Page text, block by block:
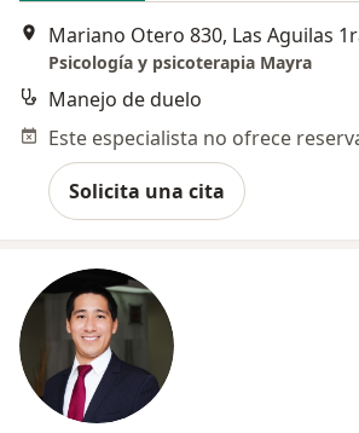
Psicología y psicoterapia Mayra
Manejo de duelo
Solicita una cita